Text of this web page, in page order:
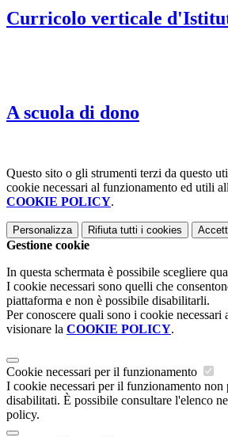
Curricolo verticale
A scuola di dono
Questo sito o gli strumenti terzi da questo
cookie necessari al funzionamento ed utili
COOKIE POLICY.
Personalizza Rifiuta tutti i cookies
Gestione cookie
In questa schermata è possibile scegliere
I cookie necessari sono quelli che
piattaforma e non è possibile disabilitarli.
Per conoscere quali sono i cookie necessari
visionare la COOKIE POLICY.
Cookie necessari per il funzionamento
I cookie necessari per il funzionamento non
disabilitati. È possibile consultare l'elenco
policy.